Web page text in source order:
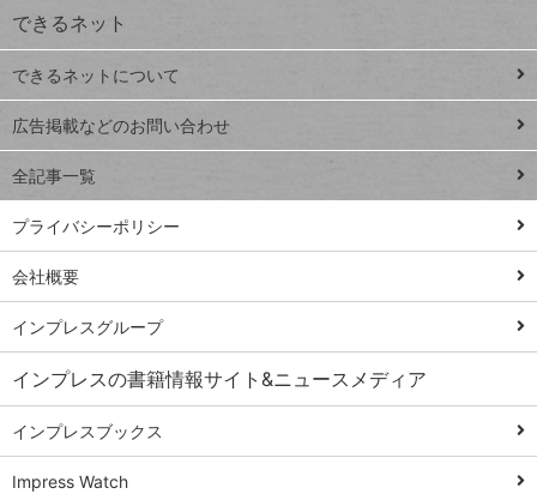
close
閉じ
る
連載
Excel Q&A
トイアンナ流仕
事術
PowerAutomate
ではじめる業務
の完全自動化
AI議事録作成術
Windows 11
Q&A
Teams踏み込み
活用術
Excel講師の仕事
術
できるネット
できるネットについて
広告掲載などのお問い合わせ
全記事一覧
プライバシーポリシー
会社概要
インプレスグループ
インプレスの書籍情報サイト&ニュースメディア
インプレスブックス
Impress Watch